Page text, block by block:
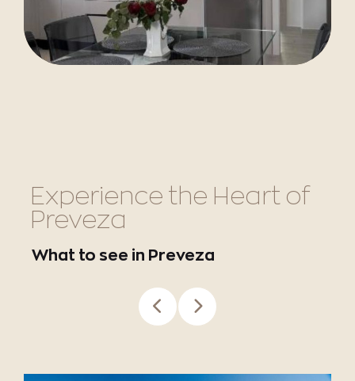
Experience the Heart of
Preveza
What to see in Preveza